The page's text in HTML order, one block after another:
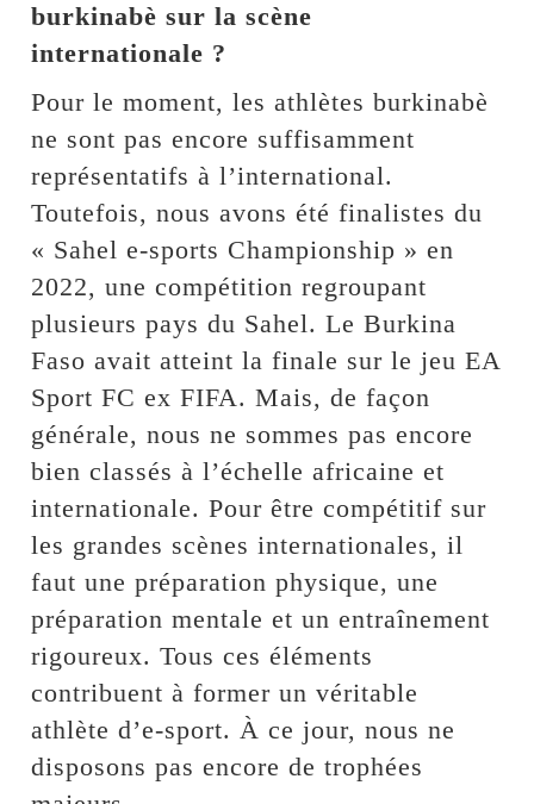
burkinabè sur la scène
internationale ?
Pour le moment, les athlètes burkinabè
ne sont pas encore suffisamment
représentatifs à l’international.
Toutefois, nous avons été finalistes du
« Sahel e-sports Championship » en
2022, une compétition regroupant
plusieurs pays du Sahel. Le Burkina
Faso avait atteint la finale sur le jeu EA
Sport FC ex FIFA. Mais, de façon
générale, nous ne sommes pas encore
bien classés à l’échelle africaine et
internationale. Pour être compétitif sur
les grandes scènes internationales, il
faut une préparation physique, une
préparation mentale et un entraînement
rigoureux. Tous ces éléments
contribuent à former un véritable
athlète d’e-sport. À ce jour, nous ne
disposons pas encore de trophées